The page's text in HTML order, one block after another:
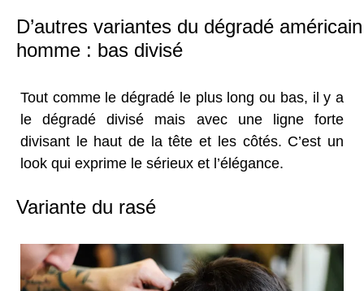
D’autres variantes du dégradé américain
homme : bas divisé
Tout comme le dégradé le plus long ou bas, il y a
le dégradé divisé mais avec une ligne forte
divisant le haut de la tête et les côtés. C’est un
look qui exprime le sérieux et l’élégance.
Variante du rasé